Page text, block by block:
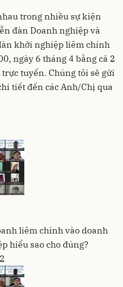
trong nhiều sự kiện
đàn Doanh nghiệp và
khởi nghiệp liêm chính
ngày 6 tháng 4 bằng cả 2
tuyến. Chúng tôi sẽ gửi
tiết đến các Anh/Chị qua
liêm chính vào doanh
hiểu sao cho đúng?